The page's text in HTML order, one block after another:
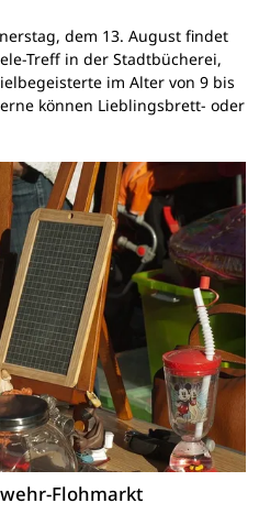
dem 13. August findet
Treff in der Stadtbücherei,
im Alter von 9 bis
können Lieblingsbrett- oder
Flohmarkt